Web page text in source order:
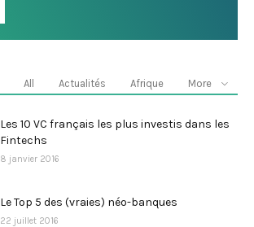
All Actualités Afrique More
Les 10 VC français les plus investis dans les
Fintechs
8 janvier 2016
Le Top 5 des (vraies) néo-banques
22 juillet 2016